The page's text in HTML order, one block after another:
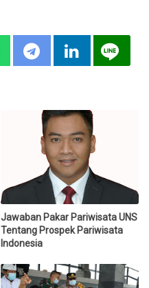
Jawaban Pakar Pariwisata UNS
Tentang Prospek Pariwisata
Indonesia